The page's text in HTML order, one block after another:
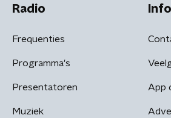
Radio
Frequenties
Programma's
Presentatoren
Muziek
Info
App